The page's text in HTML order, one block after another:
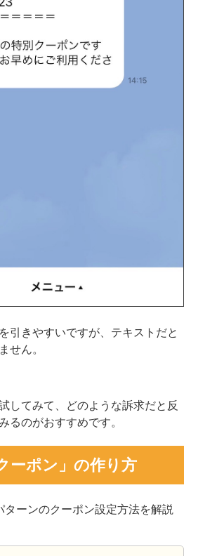
引きやすいですが、テキストだと
せん。
してみて、どのような訴求だと反
るのがおすすめです。
ーポン」の作り方
ターンのクーポン設定方法を解説